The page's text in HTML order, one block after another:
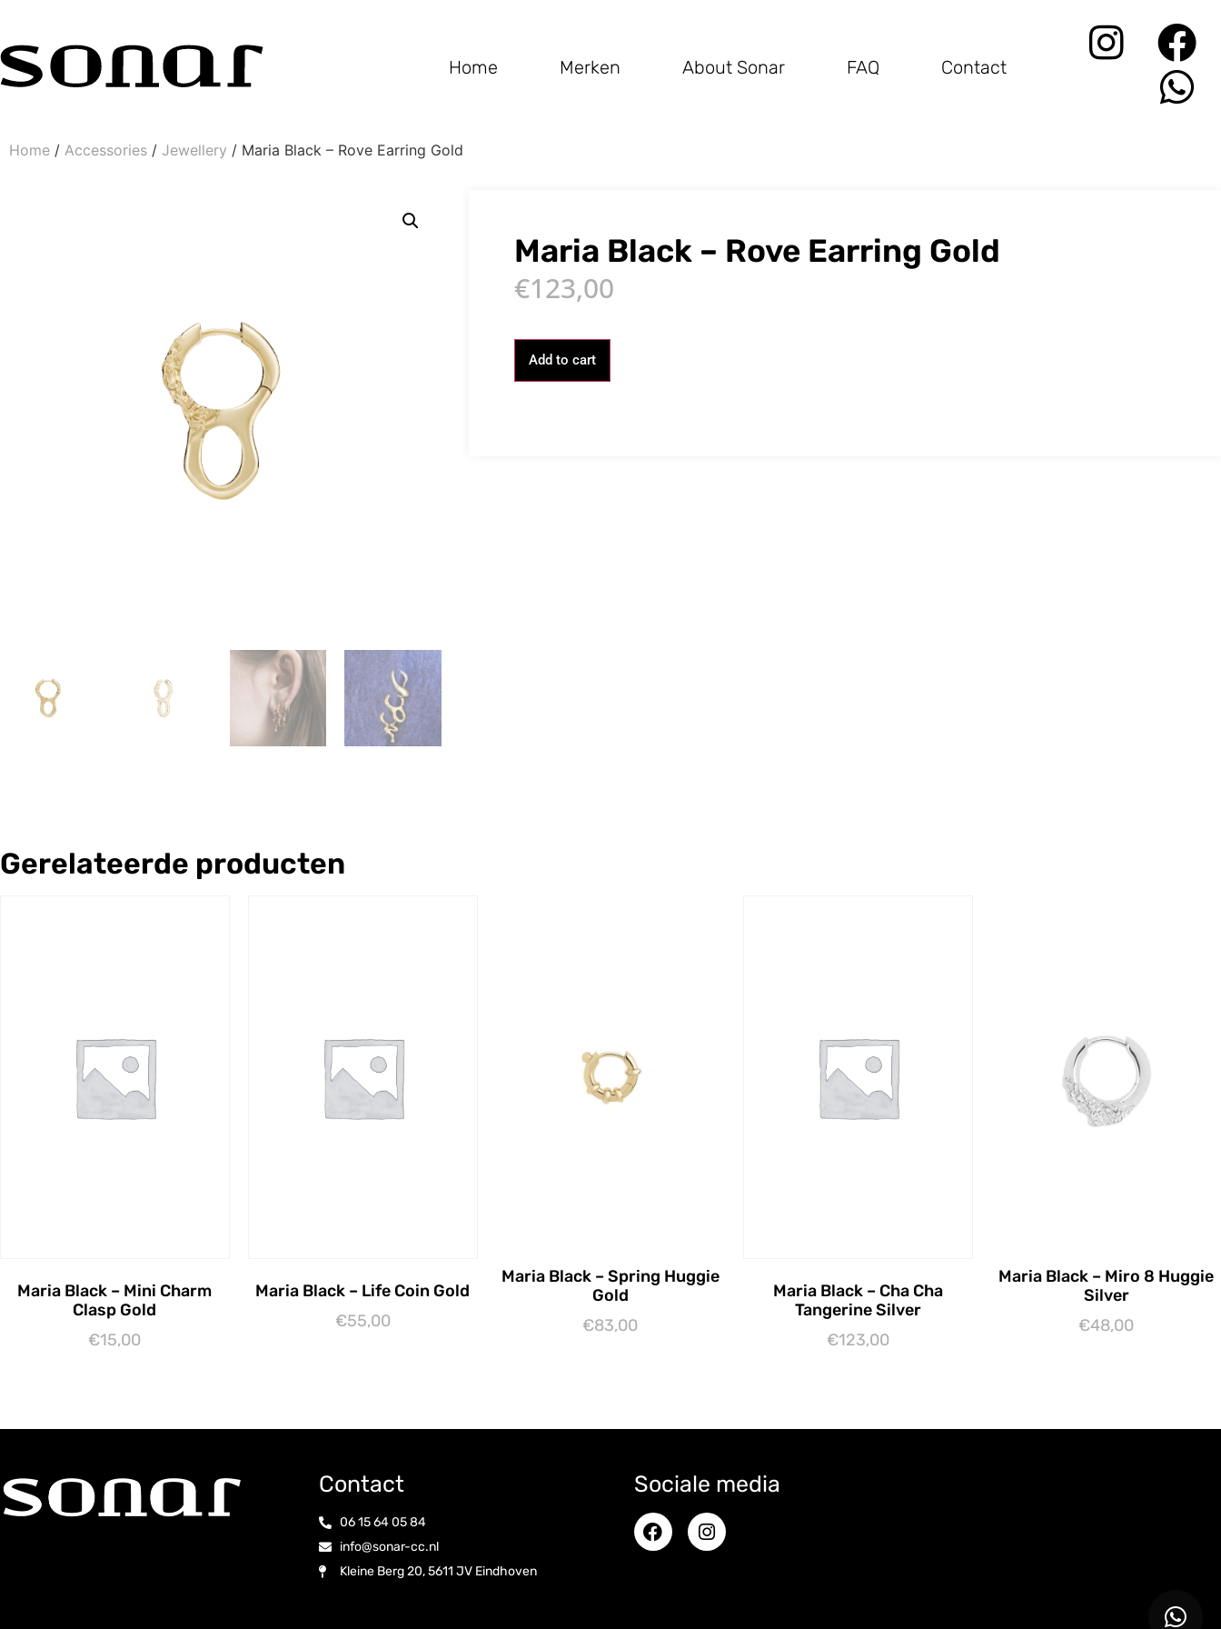
Home Merken About Sonar FAQ Contact
Home / Accessories / Jewellery / Maria Black – Rove Earring Gold
Maria Black – Rove Earring Gold
€123,00
Add to cart
Gerelateerde producten
Maria Black – Mini Charm
Clasp Gold
€15,00
Maria Black – Life Coin Gold
€55,00
Maria Black – Spring Huggie
Gold
€83,00
Maria Black – Cha Cha
Tangerine Silver
€123,00
Maria Black – Miro 8 Huggie
Silver
€48,00
Contact
06 15 64 05 84
info@sonar-cc.nl
Kleine Berg 20, 5611 JV Eindhoven
Sociale media